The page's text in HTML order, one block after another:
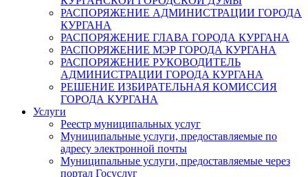
РАСПОРЯЖЕНИЕ АДМИНИСТРАЦИИ ГОРОДА
КУРГАНА
РАСПОРЯЖЕНИЕ ГЛАВА ГОРОДА КУРГАНА
РАСПОРЯЖЕНИЕ МЭР ГОРОДА КУРГАНА
РАСПОРЯЖЕНИЕ РУКОВОДИТЕЛЬ
АДМИНИСТРАЦИИ ГОРОДА КУРГАНА
РЕШЕНИЕ ИЗБИРАТЕЛЬНАЯ КОМИССИЯ
ГОРОДА КУРГАНА
Услуги
Реестр муниципальных услуг
Муниципальные услуги, предоставляемые по
адресу электронной почты
Муниципальные услуги, предоставляемые через
портал Госуслуг